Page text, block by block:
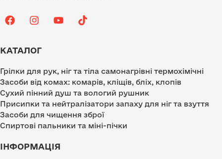
КАТАЛОГ
Грілки для рук, ніг та тіла самонагрівні термохімічні
Засоби від комах: комарів, кліщів, бліх, клопів
Сухий пінний душ та вологий рушник
Присипки та нейтралізатори запаху для ніг та взуття
Засоби для чищення зброї
Спиртові пальники та міні-пічки
ІНФОРМАЦІЯ